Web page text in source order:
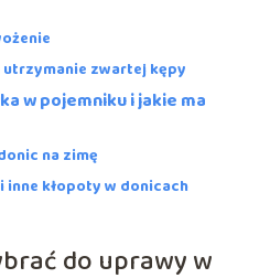
zwartej kępy
w pojemniku i jakie ma
na zimę
inne kłopoty w donicach
do uprawy w